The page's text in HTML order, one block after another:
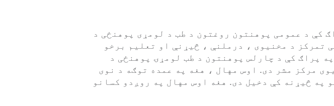
کې د عمومی پوهنتون روغتون د طب د لومړی پوهنځی د
تمرکز د مخنیوی ، درملنې ، څیړنې او تعلیم برخو
پراګ کې د چارلس پوهنتون د طب لومړۍ پوهنځی د
مرکز مشر دی. اوس مهال ، هغه په عمده توګه د نوی
په څیړنه کې دخیل دی. هغه اوس مهال په روږدو کسانو